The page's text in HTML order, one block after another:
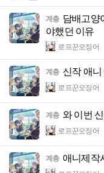
계층 담배고양
야했던 이유
로프꾼오징어
계층 신작 애
로프꾼오징어
계층 와 이번
로프꾼오징어
계층 애니제작